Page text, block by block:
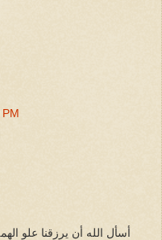
أسأل الله أن يرزقنا علو